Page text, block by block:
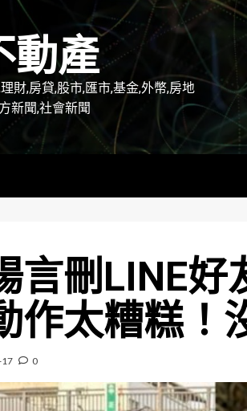
動產
財,房貸,股市,匯市,基金,外幣,房地
新聞,社會新聞
言刪LINE好
作太糟糕！
0